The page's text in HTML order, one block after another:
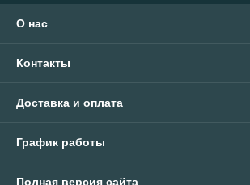
О нас
Контакты
Доставка и оплата
График работы
Полная версия сайта